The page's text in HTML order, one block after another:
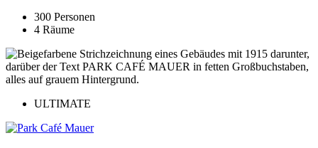
300 Personen
4 Räume
ULTIMATE